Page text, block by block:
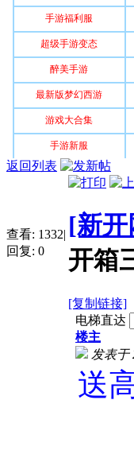
返回列表
查看: 1332|
回复: 0
[新开
开箱
[复制链接]
电梯直达
楼主
发表于
送